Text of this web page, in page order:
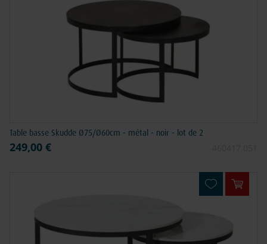
Table basse Skudde Ø75/Ø60cm - métal - noir - lot de 2
249,00 €